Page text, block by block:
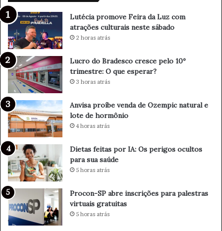
o
c
r
s
c
e
p
l
o
1
0
º
t
r
i
m
e
s
t
r
Lutécia promove Feira da Luz com
atrações culturais neste sábado
2 horas atrás
Lucro do Bradesco cresce pelo 10º
trimestre: O que esperar?
3 horas atrás
Anvisa proíbe venda de Ozempic natural e
lote de hormônio
4 horas atrás
Dietas feitas por IA: Os perigos ocultos
para sua saúde
5 horas atrás
Procon-SP abre inscrições para palestras
virtuais gratuitas
5 horas atrás